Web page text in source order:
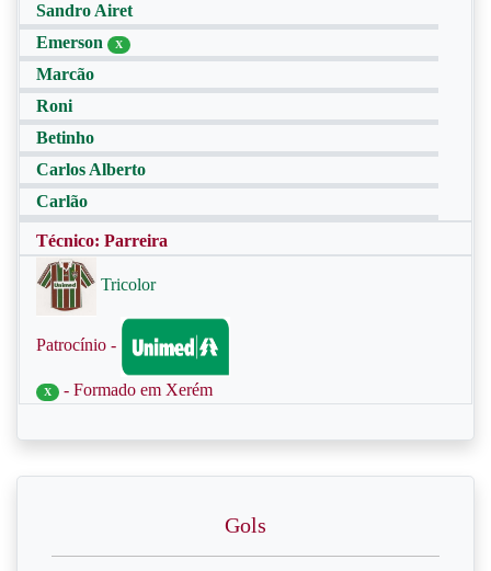
Sandro Airet
Emerson
X
Marcão
Roni
Betinho
Carlos Alberto
Carlão
Técnico: Parreira
Tricolor
Patrocínio -
X - Formado em Xerém
Gols